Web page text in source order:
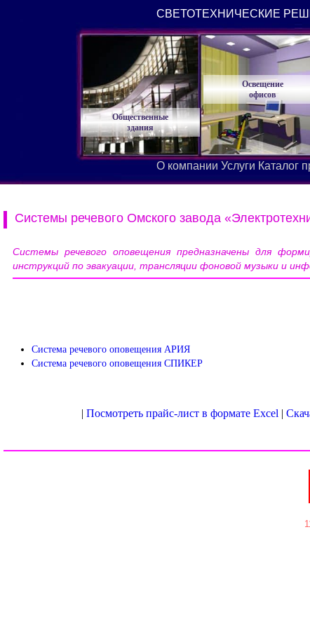
Системы речевого Омского завода
Системы речевого оповещения предназначены для
инструкций по эвакуации, трансляции фоновой музыки и
Система речевого оповещения АРИЯ
Система речевого оповещения СПИКЕР
|Посмотреть прайс-лист в формате Excel |
СВЕТОТЕХНИЧЕСКИЕ
Общественные
здания
Освещение
офисов
О компании Услуги Каталог